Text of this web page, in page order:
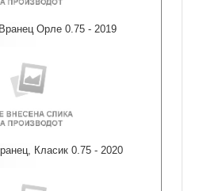
Орле 0.75 - 2019
Класик 0.75 - 2020